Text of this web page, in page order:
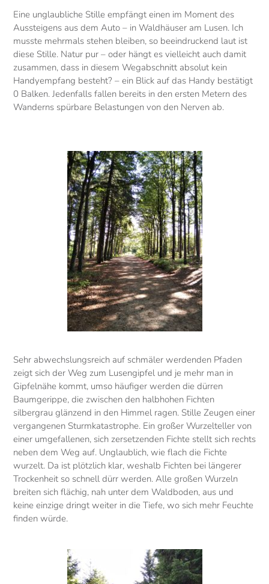
Eine unglaubliche Stille empfängt einen im Moment des
Aussteigens aus dem Auto – in Waldhäuser am Lusen. Ich
musste mehrmals stehen bleiben, so beeindruckend laut ist
diese Stille. Natur pur – oder hängt es vielleicht auch damit
zusammen, dass in diesem Wegabschnitt absolut kein
Handyempfang besteht? – ein Blick auf das Handy bestätigt
0 Balken. Jedenfalls fallen bereits in den ersten Metern des
Wanderns spürbare Belastungen von den Nerven ab.
Sehr abwechslungsreich auf schmäler werdenden Pfaden
zeigt sich der Weg zum Lusengipfel und je mehr man in
Gipfelnähe kommt, umso häufiger werden die dürren
Baumgerippe, die zwischen den halbhohen Fichten
silbergrau glänzend in den Himmel ragen. Stille Zeugen einer
vergangenen Sturmkatastrophe. Ein großer Wurzelteller von
einer umgefallenen, sich zersetzenden Fichte stellt sich rechts
neben dem Weg auf. Unglaublich, wie flach die Fichte
wurzelt. Da ist plötzlich klar, weshalb Fichten bei längerer
Trockenheit so schnell dürr werden. Alle großen Wurzeln
breiten sich flächig, nah unter dem Waldboden, aus und
keine einzige dringt weiter in die Tiefe, wo sich mehr Feuchte
finden würde.